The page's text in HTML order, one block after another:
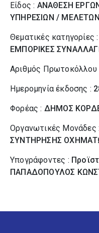
Είδος : ΑΝΑΘΕΣΗ
ΥΠΗΡΕΣΙΩΝ / ΜΕΛΕΤΩΝ
Θεματικές κατηγορίες :
ΕΜΠΟΡΙΚΕΣ
Αριθμός Πρωτοκόλλου
Ημερομηνία έκδοσης :
Φορέας : ΔΗΜΟΣ
Οργανωτικές
ΣΥΝΤΗΡΗΣΗΣ
Υπογράφοντες :
ΠΑΠΑΔΟΠΟΥΛΟΣ